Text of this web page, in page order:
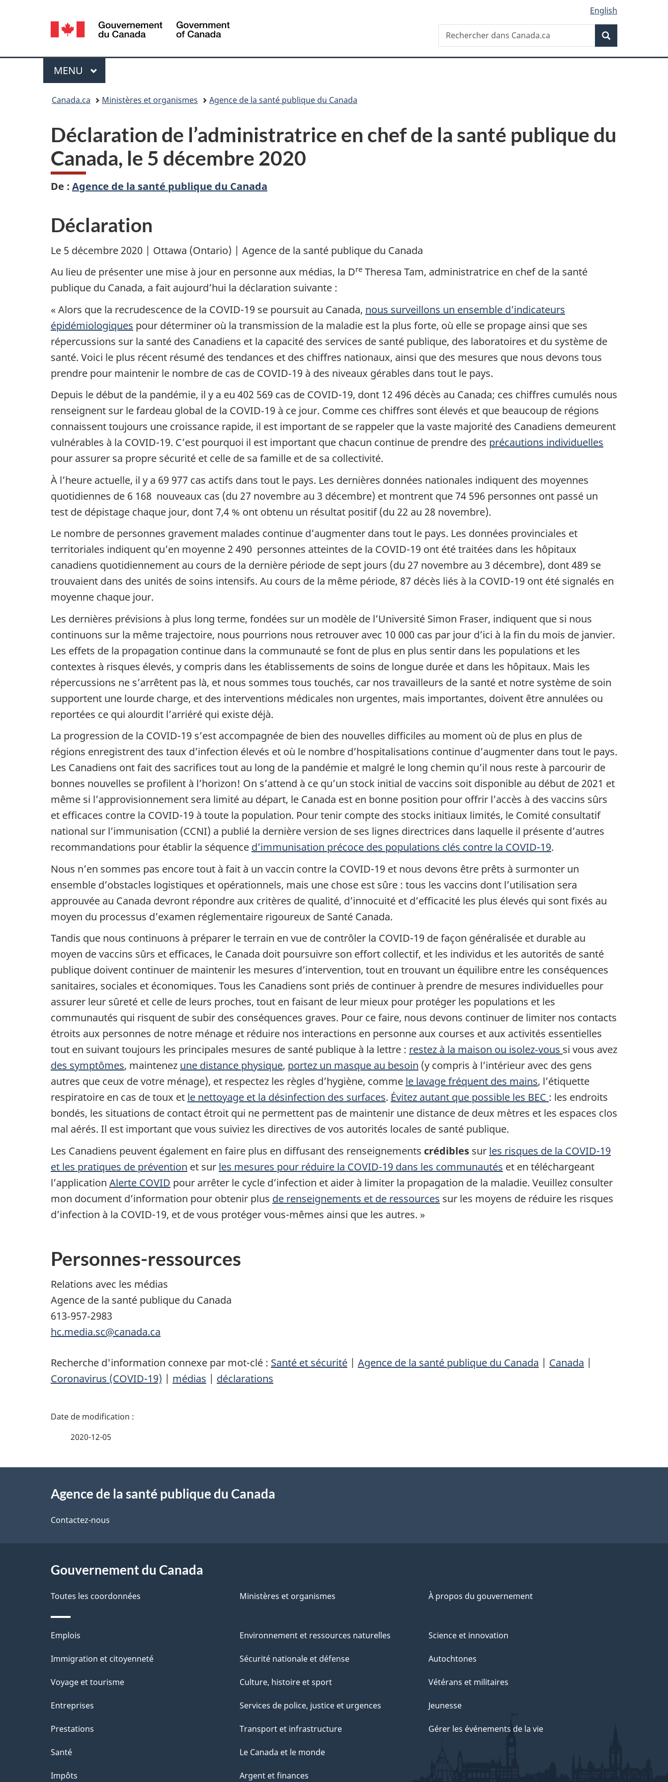
sujet
HTML
Sélection
de
la
langue
English
Canada
Recherche
Rechercher
dans
Menu
MENU PRINCIPAL
Canada.ca Ministères et organismes Agence de la santé publique du Canada
Déclaration de l’administratrice en chef de la santé publique du
Canada, le 5 décembre 2020
De : Agence de la santé publique du Canada
Déclaration
Le 5 décembre 2020 | Ottawa (Ontario) | Agence de la santé publique du Canada
Au lieu de présenter une mise à jour en personne aux médias, la Dre Theresa Tam, administratrice en chef de la santé
publique du Canada, a fait aujourd’hui la déclaration suivante :
« Alors que la recrudescence de la COVID-19 se poursuit au Canada, nous surveillons un ensemble d’indicateurs
épidémiologiques pour déterminer où la transmission de la maladie est la plus forte, où elle se propage ainsi que ses
répercussions sur la santé des Canadiens et la capacité des services de santé publique, des laboratoires et du système de
santé. Voici le plus récent résumé des tendances et des chiffres nationaux, ainsi que des mesures que nous devons tous
prendre pour maintenir le nombre de cas de COVID‑19 à des niveaux gérables dans tout le pays.
Depuis le début de la pandémie, il y a eu 402 569 cas de COVID-19, dont 12 496 décès au Canada; ces chiffres cumulés nous
renseignent sur le fardeau global de la COVID‑19 à ce jour. Comme ces chiffres sont élevés et que beaucoup de régions
connaissent toujours une croissance rapide, il est important de se rappeler que la vaste majorité des Canadiens demeurent
vulnérables à la COVID-19. C’est pourquoi il est important que chacun continue de prendre des précautions individuelles
pour assurer sa propre sécurité et celle de sa famille et de sa collectivité.
À l’heure actuelle, il y a 69 977 cas actifs dans tout le pays. Les dernières données nationales indiquent des moyennes
quotidiennes de 6 168 nouveaux cas (du 27 novembre au 3 décembre) et montrent que 74 596 personnes ont passé un
test de dépistage chaque jour, dont 7,4 % ont obtenu un résultat positif (du 22 au 28 novembre).
Le nombre de personnes gravement malades continue d’augmenter dans tout le pays. Les données provinciales et
territoriales indiquent qu’en moyenne 2 490 personnes atteintes de la COVID-19 ont été traitées dans les hôpitaux
canadiens quotidiennement au cours de la dernière période de sept jours (du 27 novembre au 3 décembre), dont 489 se
trouvaient dans des unités de soins intensifs. Au cours de la même période, 87 décès liés à la COVID-19 ont été signalés en
moyenne chaque jour.
Les dernières prévisions à plus long terme, fondées sur un modèle de l’Université Simon Fraser, indiquent que si nous
continuons sur la même trajectoire, nous pourrions nous retrouver avec 10 000 cas par jour d’ici à la fin du mois de janvier.
Les effets de la propagation continue dans la communauté se font de plus en plus sentir dans les populations et les
contextes à risques élevés, y compris dans les établissements de soins de longue durée et dans les hôpitaux. Mais les
répercussions ne s’arrêtent pas là, et nous sommes tous touchés, car nos travailleurs de la santé et notre système de soin
supportent une lourde charge, et des interventions médicales non urgentes, mais importantes, doivent être annulées ou
reportées ce qui alourdit l’arriéré qui existe déjà.
La progression de la COVID-19 s’est accompagnée de bien des nouvelles difficiles au moment où de plus en plus de
régions enregistrent des taux d’infection élevés et où le nombre d’hospitalisations continue d’augmenter dans tout le pays.
Les Canadiens ont fait des sacrifices tout au long de la pandémie et malgré le long chemin qu’il nous reste à parcourir de
bonnes nouvelles se profilent à l’horizon! On s’attend à ce qu’un stock initial de vaccins soit disponible au début de 2021 et
même si l’approvisionnement sera limité au départ, le Canada est en bonne position pour offrir l’accès à des vaccins sûrs
et efficaces contre la COVID-19 à toute la population. Pour tenir compte des stocks initiaux limités, le Comité consultatif
national sur l’immunisation (CCNI) a publié la dernière version de ses lignes directrices dans laquelle il présente d’autres
recommandations pour établir la séquence d’immunisation précoce des populations clés contre la COVID-19.
Nous n’en sommes pas encore tout à fait à un vaccin contre la COVID-19 et nous devons être prêts à surmonter un
ensemble d’obstacles logistiques et opérationnels, mais une chose est sûre : tous les vaccins dont l’utilisation sera
approuvée au Canada devront répondre aux critères de qualité, d’innocuité et d’efficacité les plus élevés qui sont fixés au
moyen du processus d’examen réglementaire rigoureux de Santé Canada.
Tandis que nous continuons à préparer le terrain en vue de contrôler la COVID-19 de façon généralisée et durable au
moyen de vaccins sûrs et efficaces, le Canada doit poursuivre son effort collectif, et les individus et les autorités de santé
publique doivent continuer de maintenir les mesures d’intervention, tout en trouvant un équilibre entre les conséquences
sanitaires, sociales et économiques. Tous les Canadiens sont priés de continuer à prendre de mesures individuelles pour
assurer leur sûreté et celle de leurs proches, tout en faisant de leur mieux pour protéger les populations et les
communautés qui risquent de subir des conséquences graves. Pour ce faire, nous devons continuer de limiter nos contacts
étroits aux personnes de notre ménage et réduire nos interactions en personne aux courses et aux activités essentielles
tout en suivant toujours les principales mesures de santé publique à la lettre : restez à la maison ou isolez‑vous si vous avez
des symptômes, maintenez une distance physique, portez un masque au besoin (y compris à l’intérieur avec des gens
autres que ceux de votre ménage), et respectez les règles d’hygiène, comme le lavage fréquent des mains, l’étiquette
respiratoire en cas de toux et le nettoyage et la désinfection des surfaces. Évitez autant que possible les BEC : les endroits
bondés, les situations de contact étroit qui ne permettent pas de maintenir une distance de deux mètres et les espaces clos
mal aérés. Il est important que vous suiviez les directives de vos autorités locales de santé publique.
Les Canadiens peuvent également en faire plus en diffusant des renseignements crédibles sur les risques de la COVID-19
et les pratiques de prévention et sur les mesures pour réduire la COVID-19 dans les communautés et en téléchargeant
l’application Alerte COVID pour arrêter le cycle d’infection et aider à limiter la propagation de la maladie. Veuillez consulter
mon document d’information pour obtenir plus de renseignements et de ressources sur les moyens de réduire les risques
d’infection à la COVID-19, et de vous protéger vous-mêmes ainsi que les autres. »
Personnes-ressources
Relations avec les médias
Agence de la santé publique du Canada
613‑957‑2983
hc.media.sc@canada.ca
Recherche d'information connexe par mot-clé : Santé et sécurité | Agence de la santé publique du Canada | Canada |
Coronavirus (COVID-19) | médias | déclarations
D
a
l
d
e
l
2020-12-05
proposAgence de la santé publique du Canada
Contactez-nous
Gouvernement du Canada
Toutes les coordonnées Ministères et organismes À propos du gouvernement
Thèmes
et
Emplois
Immigration et citoyenneté
Voyage et tourisme
Entreprises
Prestations
Santé
Impôts
Environnement et ressources naturelles
Sécurité nationale et défense
Culture, histoire et sport
Services de police, justice et urgences
Transport et infrastructure
Le Canada et le monde
Argent et finances
Science et innovation
Autochtones
Vétérans et militaires
Jeunesse
Gérer les événements de la vie